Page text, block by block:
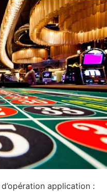
application :